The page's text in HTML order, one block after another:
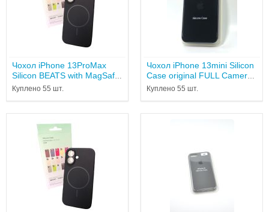
Чохол iPhone 13ProMax
Silicon BEATS with MagSafe
№7 Midnight...
Куплено 55 шт.
Чохол iPhone 13mini Silicon
Case original FULL Camera
№18 black...
Куплено 55 шт.